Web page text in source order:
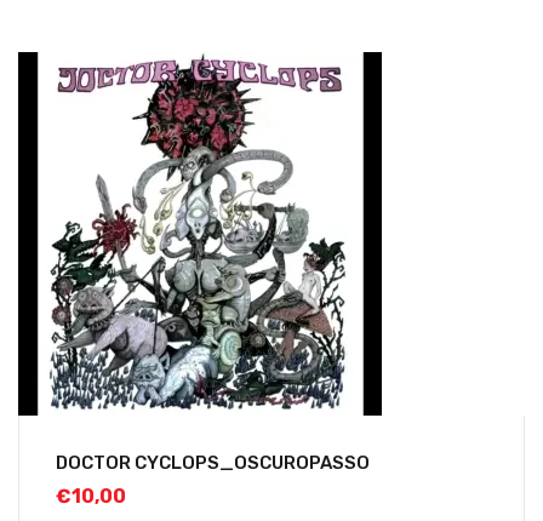
DOCTOR CYCLOPS_OSCUROPASSO
€10,00